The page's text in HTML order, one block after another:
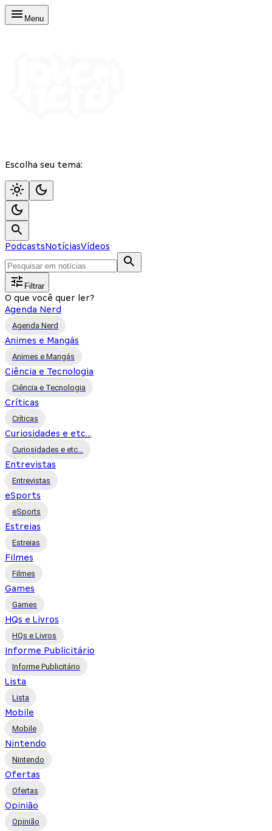
Menu
Escolha seu tema:
PodcastsNotíciasVídeos
Filtrar
O que você quer ler?
Agenda Nerd
Agenda Nerd
Animes e Mangás
Animes e Mangás
Ciência e Tecnologia
Ciência e Tecnologia
Críticas
Críticas
Curiosidades e etc...
Curiosidades e etc...
Entrevistas
Entrevistas
eSports
eSports
Estreias
Estreias
Filmes
Filmes
Games
Games
HQs e Livros
HQs e Livros
Informe Publicitário
Informe Publicitário
Lista
Lista
Mobile
Mobile
Nintendo
Nintendo
Ofertas
Ofertas
Opinião
Opinião